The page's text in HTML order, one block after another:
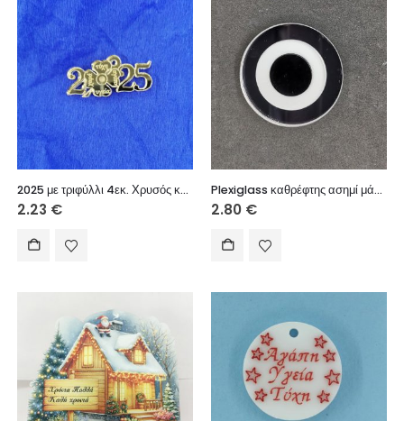
2025 με τριφύλλι 4εκ. Χρυσός καθρέφτης 5τεμ.
2.23 €
Plexiglass καθρέφτης ασημί μάτι 6 εκ.
2.80 €